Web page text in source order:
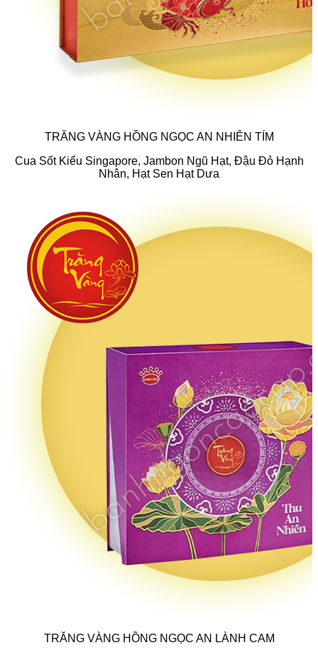
TRĂNG VÀNG HỒNG NGỌC AN NHIÊN TÍM
Cua Sốt Kiểu Singapore, Jambon Ngũ Hạt, Đậu Đỏ Hạnh
Nhân, Hạt Sen Hạt Dưa
TRĂNG VÀNG HỒNG NGỌC AN LÀNH CAM